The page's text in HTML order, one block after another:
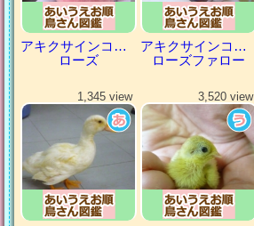
アキクサインコ（秋草インコ）
ローズ
アキクサインコ（秋草インコ）
ローズファロー
1,345 view 3,520 view